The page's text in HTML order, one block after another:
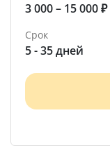
3 000 – 15 000 ₽
Срок
5 - 35 дней